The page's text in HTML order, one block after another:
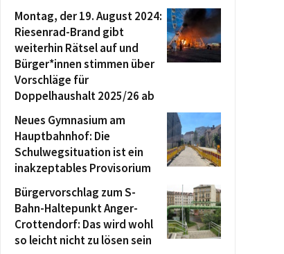
Montag, der 19. August 2024:
Riesenrad-Brand gibt
weiterhin Rätsel auf und
Bürger*innen stimmen über
Vorschläge für
Doppelhaushalt 2025/26 ab
Neues Gymnasium am
Hauptbahnhof: Die
Schulwegsituation ist ein
inakzeptables Provisorium
Bürgervorschlag zum S-
Bahn-Haltepunkt Anger-
Crottendorf: Das wird wohl
so leicht nicht zu lösen sein